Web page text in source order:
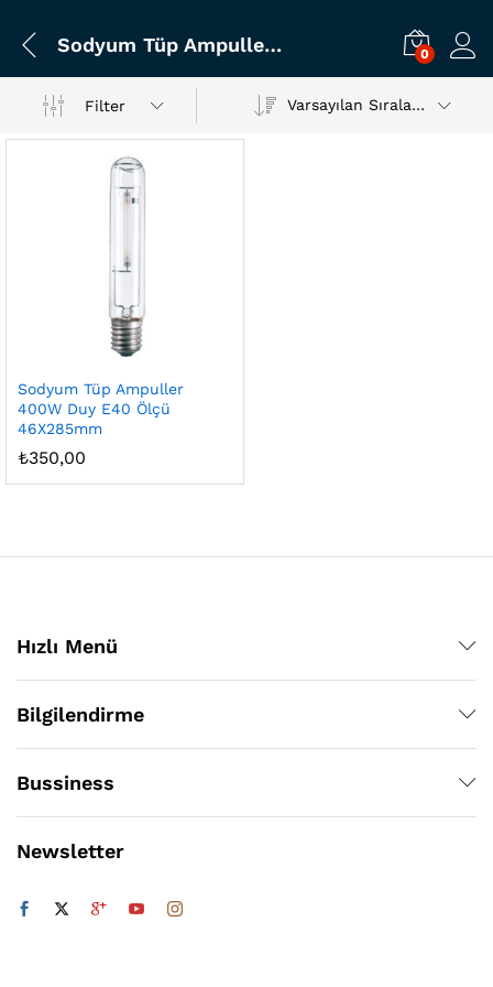
Sodyum Tüp Ampuller 400W Duy E40 Ölçü 46X285mm 0
Filter Varsayılan Sıralama
Sodyum Tüp Ampuller
400W Duy E40 Ölçü
46X285mm
₺350,00
Hızlı Menü
Bilgilendirme
Bussiness
Newsletter